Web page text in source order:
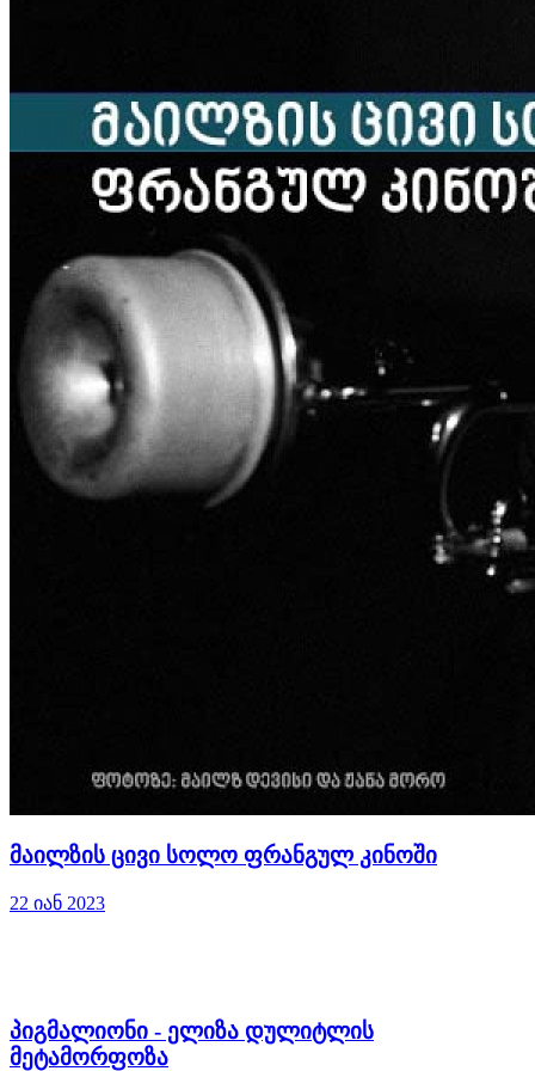
მაილზის ცივი სოლო ფრანგულ კინოში
22 იან 2023
პიგმალიონი - ელიზა დულიტლის
მეტამორფოზა